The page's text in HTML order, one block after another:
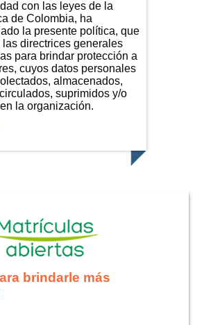
con las leyes de la
de Colombia, ha
la presente política, que
las directrices generales
para brindar protección a
cuyos datos personales
almacenados,
suprimidos y/o
la organización.
brindarle más